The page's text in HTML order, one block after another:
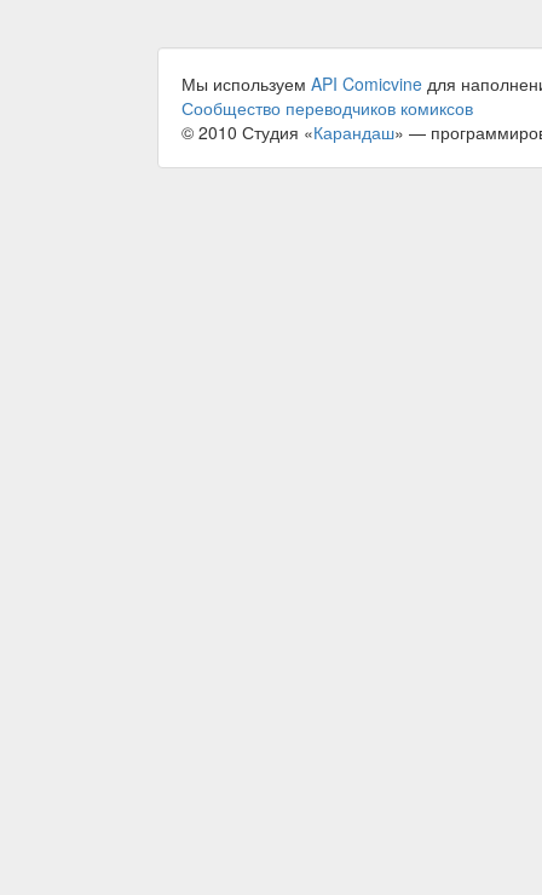
Мы используем API Comicvine для
Сообщество переводчиков комиксов
© 2010 Студия «Карандаш» —